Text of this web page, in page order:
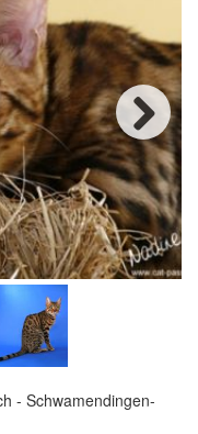
Next
- Schwamendingen-